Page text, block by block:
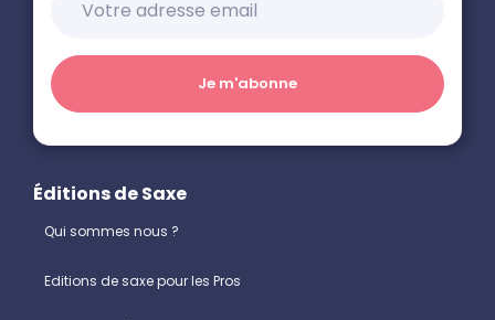
Éditions de Saxe
Qui sommes nous ?
Editions de saxe pour les Pros